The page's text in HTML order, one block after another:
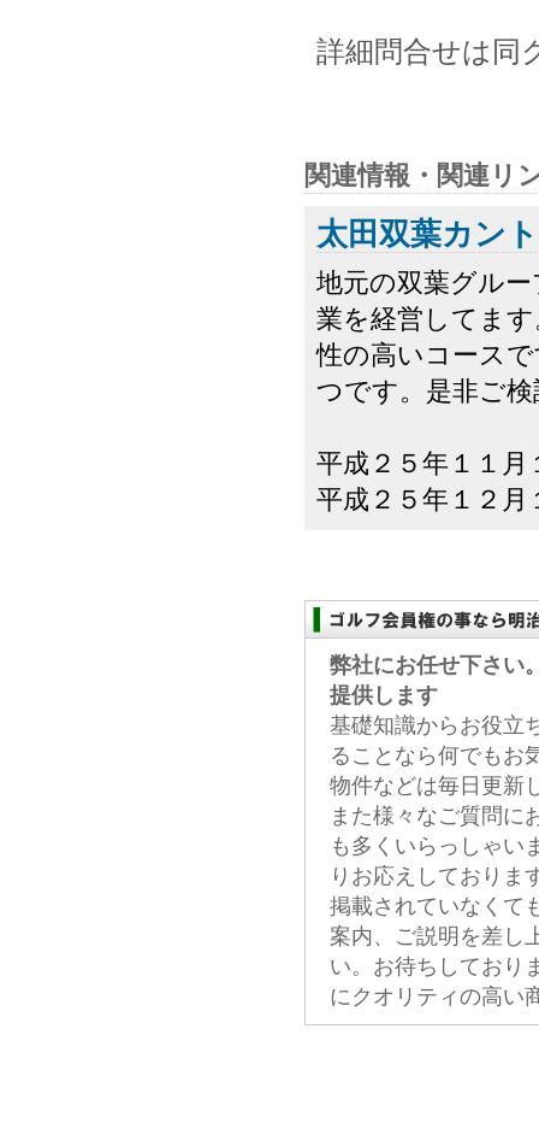
詳細問合せは同
関連情報・関連リ
太田双葉カン
地元の双葉グル
業を経営してま
性の高いコース
つです。是非ご
平成２５年１１
平成２５年１２月
弊社にお任せ下さい
提供します
基礎知識からお役立
ることなら何でもお
物件などは毎日更新
また様々なご質問に
も多くいらっしゃい
りお応えしておりま
掲載されていなくて
案内、ご説明を差し
い。お待ちしており
にクオリティの高い